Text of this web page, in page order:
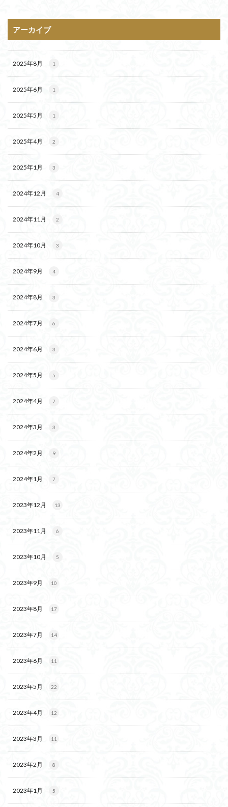
アーカイブ
2025年8月 1
2025年6月 1
2025年5月 1
2025年4月 2
2025年1月 3
2024年12月 4
2024年11月 2
2024年10月 3
2024年9月 4
2024年8月 3
2024年7月 6
2024年6月 3
2024年5月 5
2024年4月 7
2024年3月 3
2024年2月 9
2024年1月 7
2023年12月 13
2023年11月 6
2023年10月 5
2023年9月 10
2023年8月 17
2023年7月 14
2023年6月 11
2023年5月 22
2023年4月 12
2023年3月 11
2023年2月 8
2023年1月 5